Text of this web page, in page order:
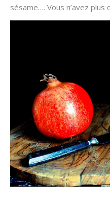
sésame…. Vous n’avez plus